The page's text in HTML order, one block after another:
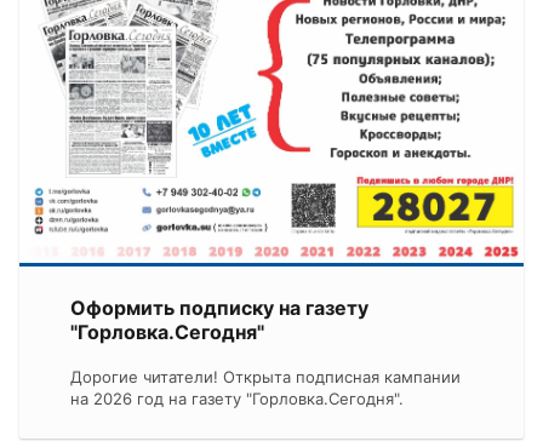
Оформить подписку на газету
"Горловка.Сегодня"
Дорогие читатели! Открыта подписная кампании
на 2026 год на газету "Горловка.Сегодня".